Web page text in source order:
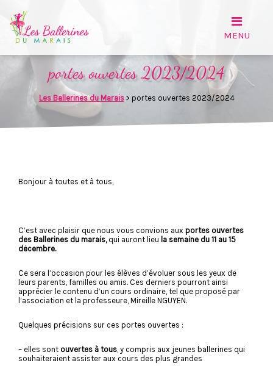
portes ouvertes 2023/2024
Les Ballerines du Marais> portes ouvertes 2023/2024
Bonjour à toutes et à tous,
C’est avec plaisir que nous vous convions aux portes ouvertes
des Ballerines du marais, qui auront lieu la semaine du 11 au 15
décembre.
Ce sera l’occasion pour les élèves d’évoluer sous les yeux de
leurs parents, familles ou amis. Ces derniers pourront ainsi
apprécier le contenu d’un cours ordinaire, tel que proposé par
l’association et la professeure, Mireille NGUYEN.
Quelques précisions sur ces portes ouvertes :
– elles sont ouvertes à tous, y compris aux jeunes ballerines qui
souhaiteraient assister aux cours des plus grandes